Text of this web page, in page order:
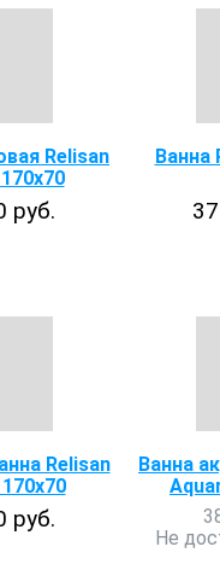
Relisan
руб.
Ванна
Relisan
руб.
Ванна
Не